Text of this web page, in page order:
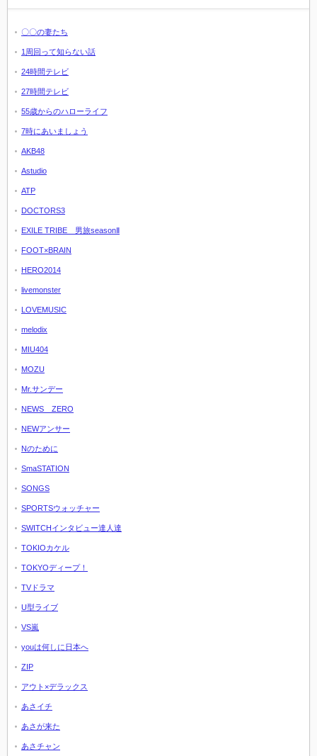
〇〇の妻たち
1周回って知らない話
24時間テレビ
27時間テレビ
55歳からのハローライフ
7時にあいましょう
AKB48
Astudio
ATP
DOCTORS3
EXILE TRIBE 男旅seasonⅡ
FOOT×BRAIN
HERO2014
livemonster
LOVEMUSIC
melodix
MIU404
MOZU
Mr.サンデー
NEWS ZERO
NEWアンサー
Nのために
SmaSTATION
SONGS
SPORTSウォッチャー
SWITCHインタビュー達人達
TOKIOカケル
TOKYOディープ！
TVドラマ
U型ライブ
VS嵐
youは何しに日本へ
ZIP
アウト×デラックス
あさイチ
あさが来た
あさチャン